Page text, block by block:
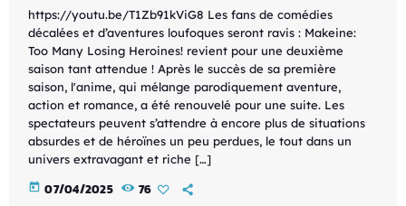
https://youtu.be/T1Zb91kViG8 Les fans de comédies
décalées et d’aventures loufoques seront ravis : Makeine:
Too Many Losing Heroines! revient pour une deuxième
saison tant attendue ! Après le succès de sa première
saison, l'anime, qui mélange parodiquement aventure,
action et romance, a été renouvelé pour une suite. Les
spectateurs peuvent s’attendre à encore plus de situations
absurdes et de héroïnes un peu perdues, le tout dans un
univers extravagant et riche […]
today 07/04/2025 76